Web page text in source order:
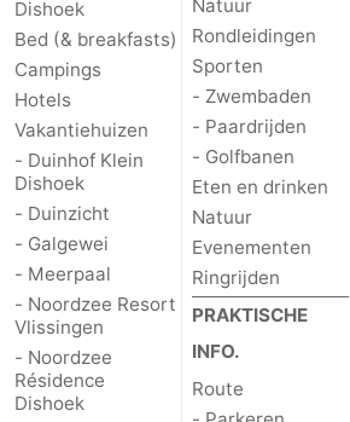
Dishoek
Bed (& breakfasts)
Campings
Hotels
Vakantiehuizen
- Duinhof Klein
Dishoek
- Duinzicht
- Galgewei
- Meerpaal
- Noordzee Resort
Vlissingen
- Noordzee
Résidence
Dishoek
Natuur
Rondleidingen
Sporten
- Zwembaden
- Paardrijden
- Golfbanen
Eten en drinken
Natuur
Evenementen
Ringrijden
PRAKTISCHE
INFO.
Route